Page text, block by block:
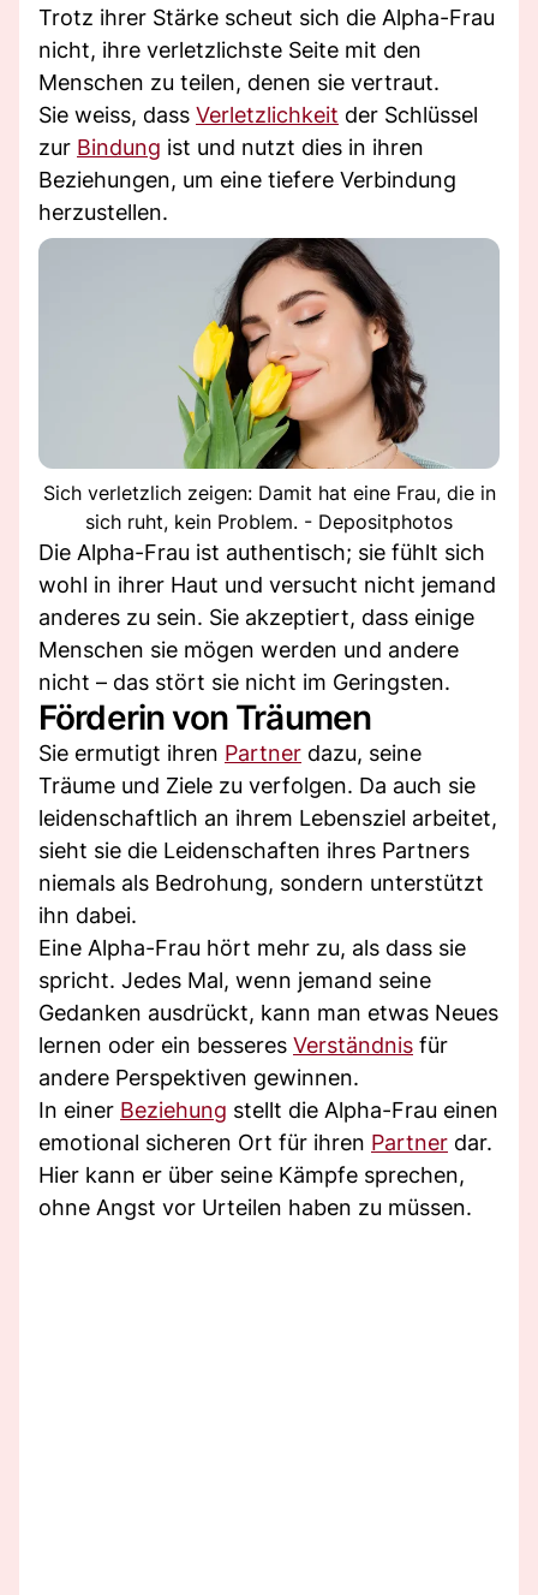
Trotz ihrer Stärke scheut sich die Alpha-Frau
nicht, ihre verletzlichste Seite mit den
Menschen zu teilen, denen sie vertraut.
Sie weiss, dass Verletzlichkeit der Schlüssel
zur Bindung ist und nutzt dies in ihren
Beziehungen, um eine tiefere Verbindung
herzustellen.
Sich verletzlich zeigen: Damit hat eine Frau, die in
sich ruht, kein Problem. - Depositphotos
Die Alpha-Frau ist authentisch; sie fühlt sich
wohl in ihrer Haut und versucht nicht jemand
anderes zu sein. Sie akzeptiert, dass einige
Menschen sie mögen werden und andere
nicht – das stört sie nicht im Geringsten.
Förderin von Träumen
Sie ermutigt ihren Partner dazu, seine
Träume und Ziele zu verfolgen. Da auch sie
leidenschaftlich an ihrem Lebensziel arbeitet,
sieht sie die Leidenschaften ihres Partners
niemals als Bedrohung, sondern unterstützt
ihn dabei.
Eine Alpha-Frau hört mehr zu, als dass sie
spricht. Jedes Mal, wenn jemand seine
Gedanken ausdrückt, kann man etwas Neues
lernen oder ein besseres Verständnis für
andere Perspektiven gewinnen.
In einer Beziehung stellt die Alpha-Frau einen
emotional sicheren Ort für ihren Partner dar.
Hier kann er über seine Kämpfe sprechen,
ohne Angst vor Urteilen haben zu müssen.